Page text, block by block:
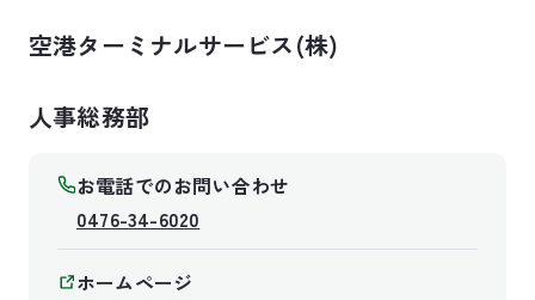
空港ターミナルサービス(株)
人事総務部
お電話でのお問い合わせ
0476-34-6020
ホームページ